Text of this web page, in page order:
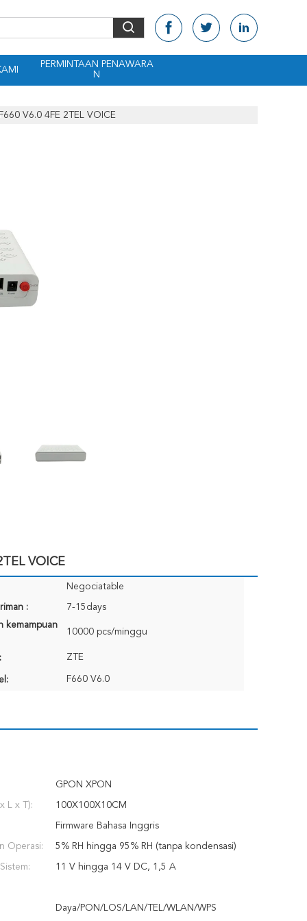
PERMINTAAN PENAWARA
N
V6.0 4FE 2TEL VOICE
VOICE
Negociatable
:
7-15days
kemampuan
10000 pcs/minggu
ZTE
F660 V6.0
GPON XPON
L x T): 100X100X10CM
Firmware Bahasa Inggris
Operasi: 5% RH hingga 95% RH (tanpa kondensasi)
11 V hingga 14 V DC, 1,5 A
Daya/PON/LOS/LAN/TEL/WLAN/WPS